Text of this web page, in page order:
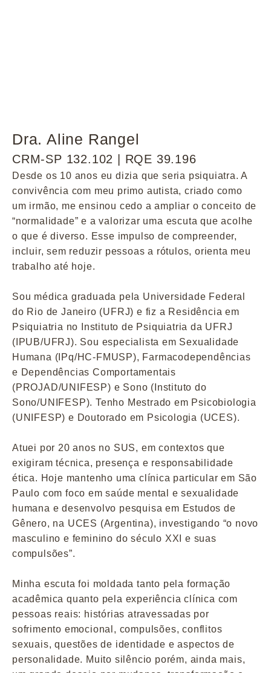
Dra. Aline Rangel
CRM-SP 132.102 | RQE 39.196
Desde os 10 anos eu dizia que seria psiquiatra. A
convivência com meu primo autista, criado como
um irmão, me ensinou cedo a ampliar o conceito de
“normalidade” e a valorizar uma escuta que acolhe
o que é diverso. Esse impulso de compreender,
incluir, sem reduzir pessoas a rótulos, orienta meu
trabalho até hoje.
Sou médica graduada pela Universidade Federal
do Rio de Janeiro (UFRJ) e fiz a Residência em
Psiquiatria no Instituto de Psiquiatria da UFRJ
(IPUB/UFRJ). Sou especialista em Sexualidade
Humana (IPq/HC-FMUSP), Farmacodependências
e Dependências Comportamentais
(PROJAD/UNIFESP) e Sono (Instituto do
Sono/UNIFESP). Tenho Mestrado em Psicobiologia
(UNIFESP) e Doutorado em Psicologia (UCES).
Atuei por 20 anos no SUS, em contextos que
exigiram técnica, presença e responsabilidade
ética. Hoje mantenho uma clínica particular em São
Paulo com foco em saúde mental e sexualidade
humana e desenvolvo pesquisa em Estudos de
Gênero, na UCES (Argentina), investigando “o novo
masculino e feminino do século XXI e suas
compulsões”.
Minha escuta foi moldada tanto pela formação
acadêmica quanto pela experiência clínica com
pessoas reais: histórias atravessadas por
sofrimento emocional, compulsões, conflitos
sexuais, questões de identidade e aspectos de
personalidade. Muito silêncio porém, ainda mais,